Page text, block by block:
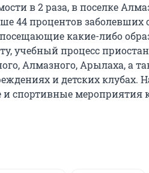
в 2 раза, в поселке
44 процентов заболевших
какие-либо
учебный процесс
Алмазного, Арылаха, а
и детских клубах.
спортивные мероприятия